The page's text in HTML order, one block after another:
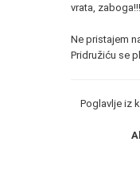
vrata, zaboga!!!
Ne pristajem
Pridružiću se
Poglavlje iz